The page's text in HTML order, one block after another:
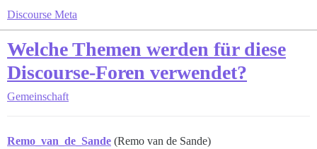
Discourse Meta
Welche Themen werden für diese
Discourse-Foren verwendet?
Gemeinschaft
Remo_van_de_Sande (Remo van de Sande)